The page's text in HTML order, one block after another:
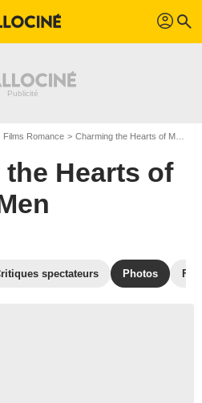
profil search
Films Romance Charming the Hearts of Men
Hearts of
spectateurs Photos